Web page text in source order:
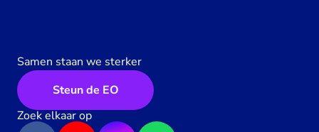
Samen staan we sterker
Steun de EO
Zoek elkaar op